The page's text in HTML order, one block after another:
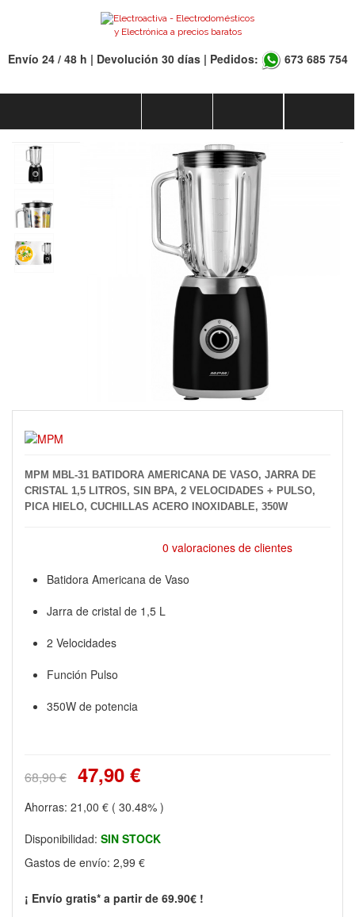
Envío 24 / 48 h | Devolución 30 días | Pedidos: 673 685 754
MPM MBL-31 BATIDORA AMERICANA DE VASO, JARRA DE
CRISTAL 1,5 LITROS, SIN BPA, 2 VELOCIDADES + PULSO,
PICA HIELO, CUCHILLAS ACERO INOXIDABLE, 350W
0 valoraciones de clientes
Batidora Americana de Vaso
Jarra de cristal de 1,5 L
2 Velocidades
Función Pulso
350W de potencia
68,90 € 47,90 €
Ahorras: 21,00 € ( 30.48% )
Disponibilidad: SIN STOCK
Gastos de envío: 2,99 €
¡ Envío gratis* a partir de 69.90€ !